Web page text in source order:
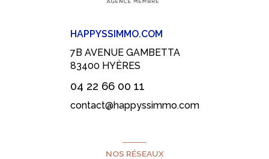
HAPPYSSIMMO.COM
7B AVENUE GAMBETTA
83400 HYÈRES
04 22 66 00 11
contact@happyssimmo.com
NOS RÉSEAUX